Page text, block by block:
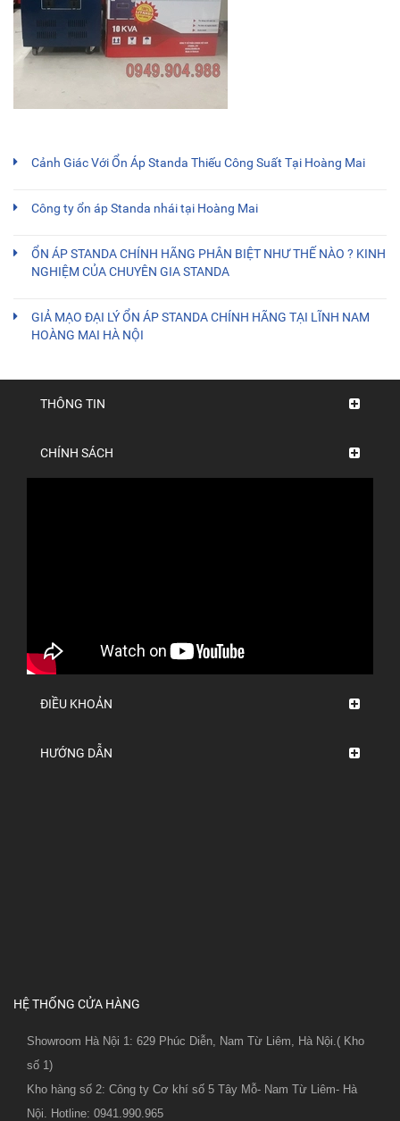
Cảnh Giác Với Ổn Áp Standa Thiếu Công Suất Tại Hoàng Mai
Công ty ổn áp Standa nhái tại Hoàng Mai
ỔN ÁP STANDA CHÍNH HÃNG PHÂN BIỆT NHƯ THẾ NÀO ? KINH
NGHIỆM CỦA CHUYÊN GIA STANDA
GIẢ MẠO ĐẠI LÝ ỔN ÁP STANDA CHÍNH HÃNG TẠI LĨNH NAM
HOÀNG MAI HÀ NỘI
THÔNG TIN
CHÍNH SÁCH
ĐIỀU KHOẢN
HƯỚNG DẪN
HỆ THỐNG CỬA HÀNG
Showroom Hà Nội 1: 629 Phúc Diễn, Nam Từ Liêm, Hà Nội.( Kho
số 1)
Kho hàng số 2: Công ty Cơ khí số 5 Tây Mỗ- Nam Từ Liêm- Hà
Nội. Hotline: 0941.990.965